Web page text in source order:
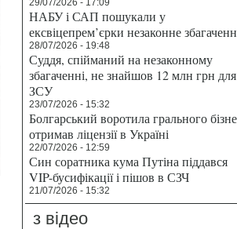
29/07/2026 - 17:09
НАБУ і САП пошукали у
ексвіцепрем’єрки незаконне
28/07/2026 - 19:48
Суддя, спійманий на незаконному
збагаченні, не знайшов 12 млн грн для
ЗСУ
23/07/2026 - 15:32
Болгарський воротила грального
отримав ліцензії в Україні
22/07/2026 - 12:59
Син соратника кума Путіна піддався
VIP-бусифікації і пішов в СЗЧ
21/07/2026 - 15:32
з відео